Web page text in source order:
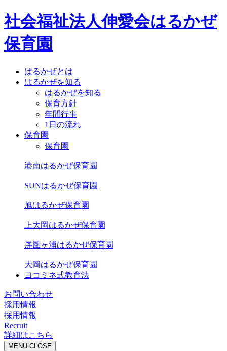
社会福祉法人伸愛会はるかぜ
保育園
はるかぜとは
はるかぜを知る
はるかぜを知る
保育方針
年間行事
1日の流れ
保育園
保育園
港南はるかぜ保育園
SUNはるかぜ保育園
旭はるかぜ保育園
上大岡はるかぜ保育園
屏風ヶ浦はるかぜ保育園
大岡はるかぜ保育園
ヨコミネ式教育法
お問い合わせ
採用情報
採用情報
Recruit
詳細はこちら
MENU CLOSE